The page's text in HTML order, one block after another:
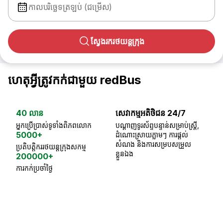
កាលបរិច្ឆេទត្រឡប់ (ជម្រើស)
ស្វែងរករថយន្តក្រុង
ហេតុអ្វីត្រូវកក់ជាមួយ redBus
40 លាន
អ្នកប្រើប្រាស់ទូទាំងពិភពលោក
5000+
ប្រតិបត្តិកររថយន្តក្រុងសកម្ម
200000+
ការកក់ប្រចាំថ្ងៃ
សេវាកម្មអតិថិជន 24/7
បណ្តាញទូរស័ព្ទបន្ទាន់សម្រាប់ស្ត្រី,
ដំណោះស្រាយភ្លាមៗ ការផ្តល់
សំណង និងការសម្របសម្រួល
ខ្លួនឯង